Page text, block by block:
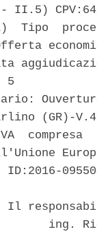
Tipo
5
(GR)-
Il
ing.